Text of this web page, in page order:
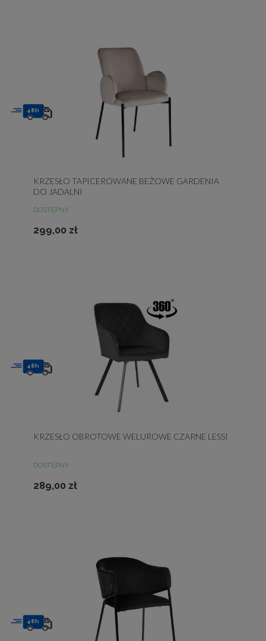
KRZESŁO TAPICEROWANE BEŻOWE GARDENIA
DO JADALNI
DOSTĘPNY
299,00 zł
48h
KRZESŁO OBROTOWE WELUROWE CZARNE LESSI
DOSTĘPNY
289,00 zł
48h
48h